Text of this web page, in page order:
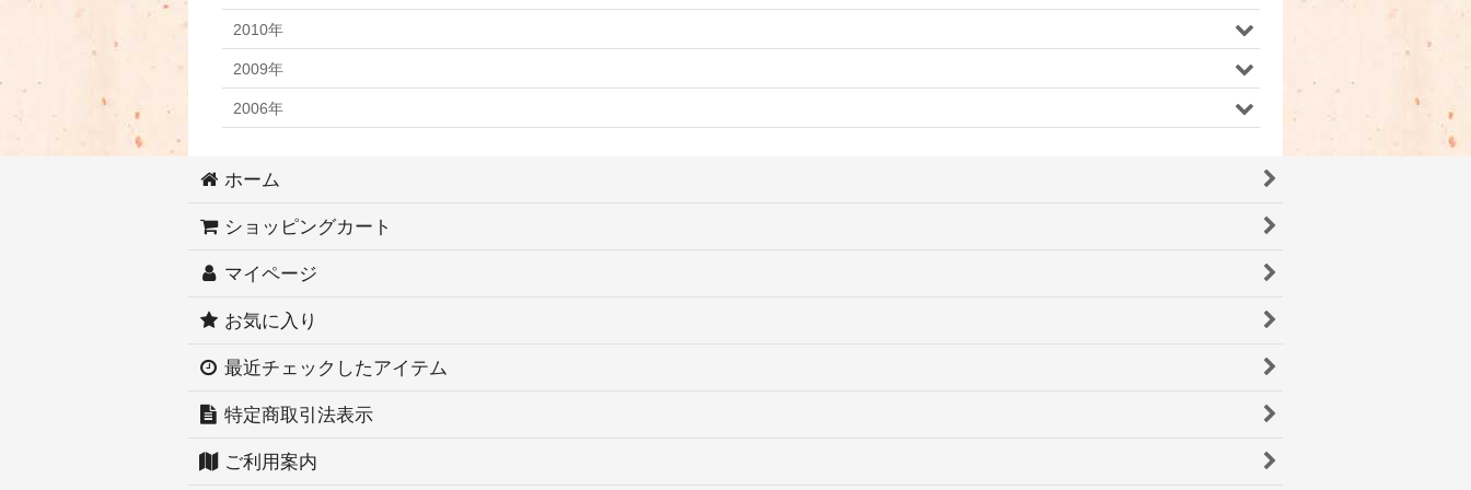
2010年
2009年
2006年
ホーム
ショッピングカート
マイページ
お気に入り
最近チェックしたアイテム
特定商取引法表示
ご利用案内